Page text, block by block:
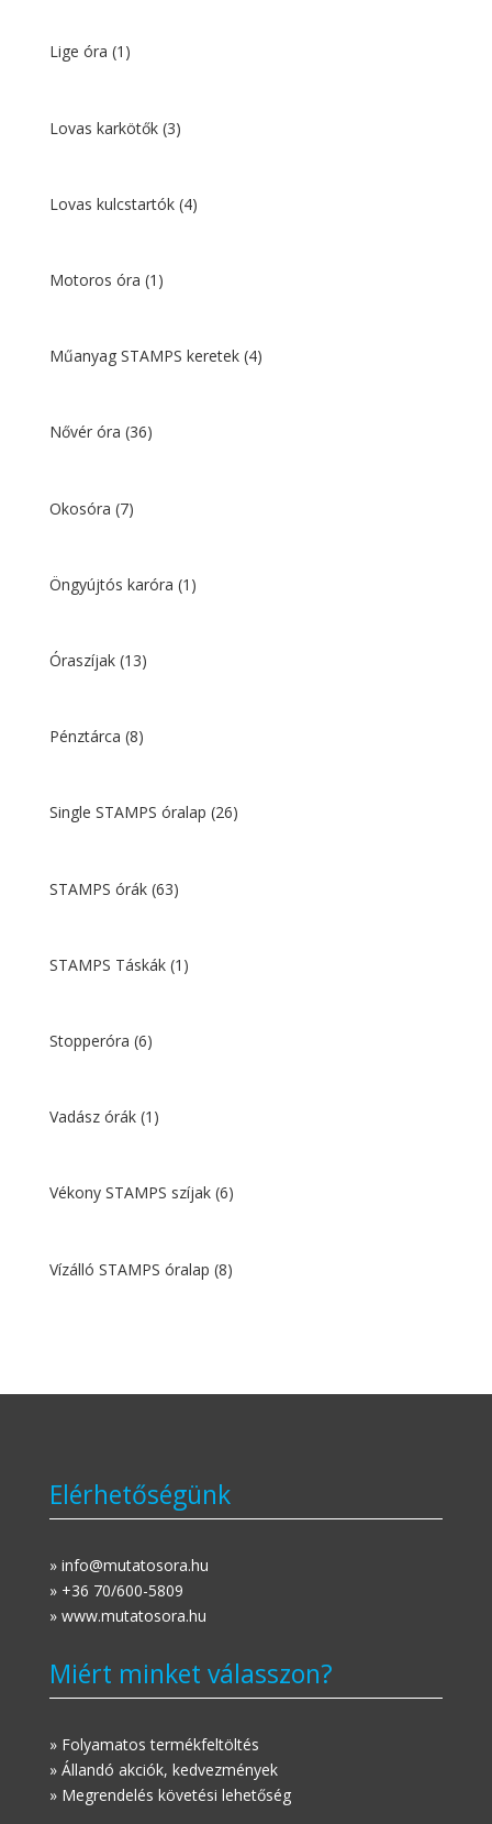
Lige óra (1)
Lovas karkötők (3)
Lovas kulcstartók (4)
Motoros óra (1)
Műanyag STAMPS keretek (4)
Nővér óra (36)
Okosóra (7)
Öngyújtós karóra (1)
Óraszíjak (13)
Pénztárca (8)
Single STAMPS óralap (26)
STAMPS órák (63)
STAMPS Táskák (1)
Stopperóra (6)
Vadász órák (1)
Vékony STAMPS szíjak (6)
Vízálló STAMPS óralap (8)
Elérhetőségünk
» info@mutatosora.hu
» +36 70/600-5809
» www.mutatosora.hu
Miért minket válasszon?
» Folyamatos termékfeltöltés
» Állandó akciók, kedvezmények
» Megrendelés követési lehetőség